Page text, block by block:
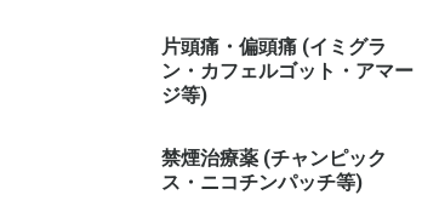
片頭痛・偏頭痛 (イミグラ
ン・カフェルゴット・アマー
ジ等)
禁煙治療薬 (チャンピック
ス・ニコチンパッチ等)